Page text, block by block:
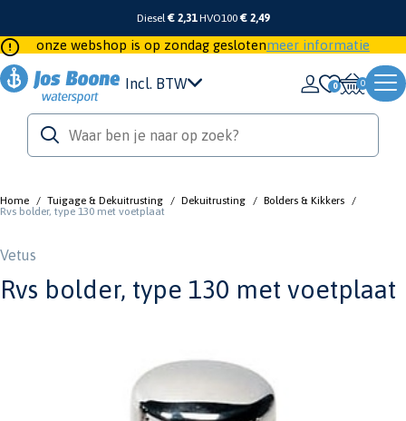
Diesel€ 2,31 HVO100 € 2,49
onze webshop is op zondag geslotenmeer informatie
Incl. BTW 0
Home / Tuigage & Dekuitrusting / Dekuitrusting / Bolders & Kikkers /
Rvs bolder, type 130 met voetplaat
Vetus
Rvs bolder, type 130 met voetplaat